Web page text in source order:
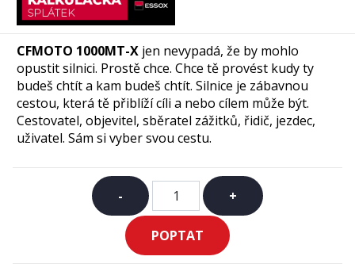
CFMOTO 1000MT-X jen nevypadá, že by mohlo
opustit silnici. Prostě chce. Chce tě provést kudy ty
budeš chtít a kam budeš chtít. Silnice je zábavnou
cestou, která tě přiblíží cíli a nebo cílem může být.
Cestovatel, objevitel, sběratel zážitků, řidič, jezdec,
uživatel. Sám si vyber svou cestu.
- +
POPTAT